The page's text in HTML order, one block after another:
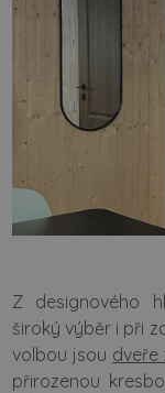
Z designového
široký výběr i při
volbou jsou dveře
přirozenou